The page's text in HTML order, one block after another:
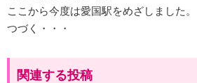
ここから今度は愛国駅をめざしました。
つづく・・・
関連する投稿